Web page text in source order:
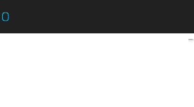
Philips ancora nella A List di